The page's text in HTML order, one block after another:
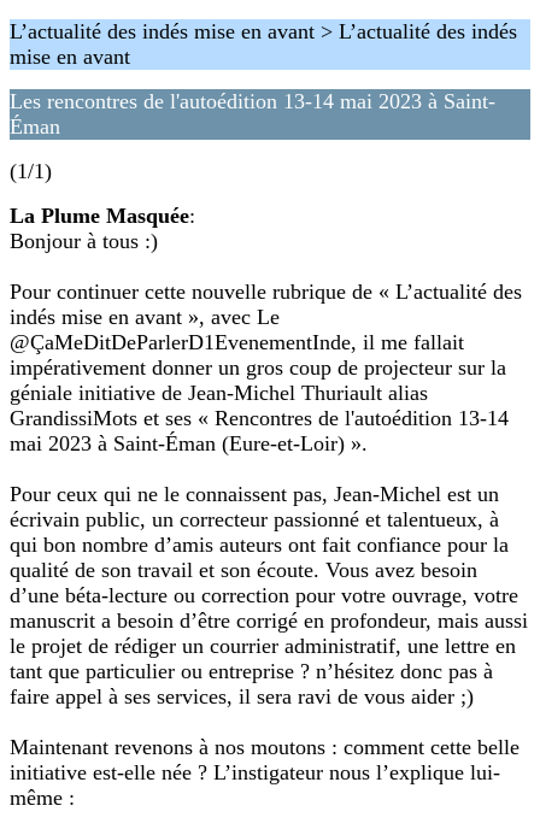
L’actualité des indés mise en avant > L’actualité des indés
mise en avant
Les rencontres de l'autoédition 13-14 mai 2023 à Saint-
Éman
(1/1)
La Plume Masquée:
Bonjour à tous :)
Pour continuer cette nouvelle rubrique de « L’actualité des
indés mise en avant », avec Le
@ÇaMeDitDeParlerD1EvenementInde, il me fallait
impérativement donner un gros coup de projecteur sur la
géniale initiative de Jean-Michel Thuriault alias
GrandissiMots et ses « Rencontres de l'autoédition 13-14
mai 2023 à Saint-Éman (Eure-et-Loir) ».
Pour ceux qui ne le connaissent pas, Jean-Michel est un
écrivain public, un correcteur passionné et talentueux, à
qui bon nombre d’amis auteurs ont fait confiance pour la
qualité de son travail et son écoute. Vous avez besoin
d’une béta-lecture ou correction pour votre ouvrage, votre
manuscrit a besoin d’être corrigé en profondeur, mais aussi
le projet de rédiger un courrier administratif, une lettre en
tant que particulier ou entreprise ? n’hésitez donc pas à
faire appel à ses services, il sera ravi de vous aider ;)
Maintenant revenons à nos moutons : comment cette belle
initiative est-elle née ? L’instigateur nous l’explique lui-
même :